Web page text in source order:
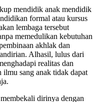
mendidik anak mendidik
formal atau kursus
lembaga tersebut
memedulikan kebutuhan
akhlak dan
Alhasil, lulus dari
realitas dan
sang anak tidak dapat